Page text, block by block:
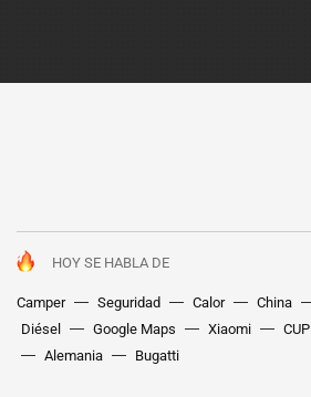
HOY SE HABLA DE
Camper Seguridad Calor
China
Diésel
Google Maps Xiaomi
Alemania
Bugatti